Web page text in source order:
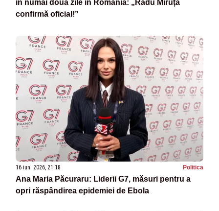
în numai două zile în România: „Radu Miruță
confirmă oficial!”
16 iun. 2026, 21:18 Politica
Ana Maria Păcuraru: Liderii G7, măsuri pentru a
opri răspândirea epidemiei de Ebola